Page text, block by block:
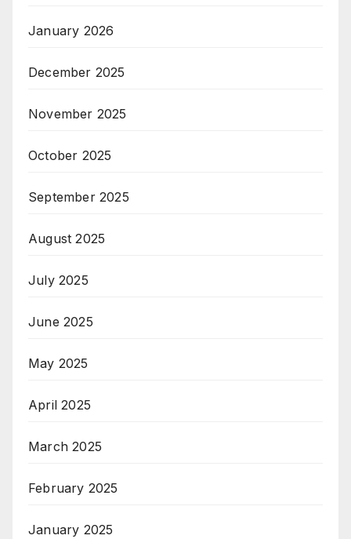
January 2026
December 2025
November 2025
October 2025
September 2025
August 2025
July 2025
June 2025
May 2025
April 2025
March 2025
February 2025
January 2025